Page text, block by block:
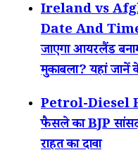
Ireland vs
Date And
जाएगा आयरलैंड
मुकाबला? यहां जानें
Petrol-Diesel
फैसले का BJP
राहत का दावा